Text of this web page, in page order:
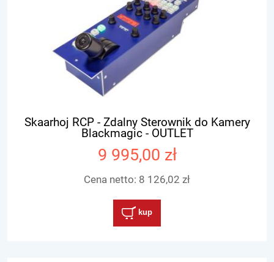
Skaarhoj RCP - Zdalny Sterownik do Kamery
Blackmagic - OUTLET
9 995,00 zł
Cena netto: 8 126,02 zł
kup